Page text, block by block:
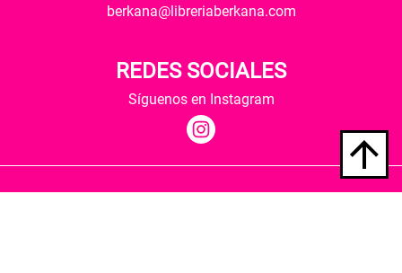
berkana@libreriaberkana.com
REDES SOCIALES
Síguenos en Instagram